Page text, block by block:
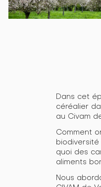
Dans cet
céréalier
au Civam
Comment
biodiversité
quoi des
aliments
Nous